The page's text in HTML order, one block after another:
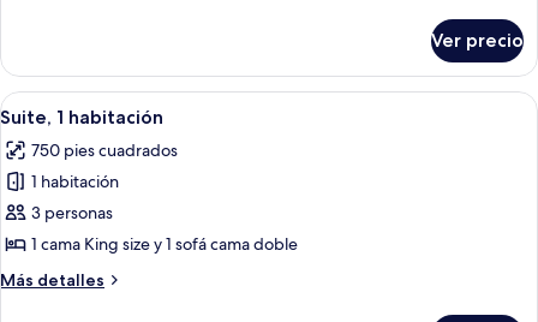
vista
a
la
ciudad
Deluxe,
camas
size,
vista
la
ciudad
Ver precio
Abrir
todas
las
fotos
de
Suite,
1
habitación
Habitación de hotel con una cama
7
Suite, 1 habitación
750 pies cuadrados
1 habitación
3 personas
1 cama King size y 1 sofá cama doble
Más detalles
Más